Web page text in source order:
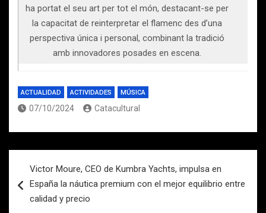
ha portat el seu art per tot el món, destacant-se per
la capacitat de reinterpretar el flamenc des d’una
perspectiva única i personal, combinant la tradició
amb innovadores posades en escena.
ACTUALIDAD ACTIVIDADES MÚSICA
07/10/2024 Catacultural
de
entradas
Victor Moure, CEO de Kumbra Yachts, impulsa en
España la náutica premium con el mejor equilibrio entre
calidad y precio